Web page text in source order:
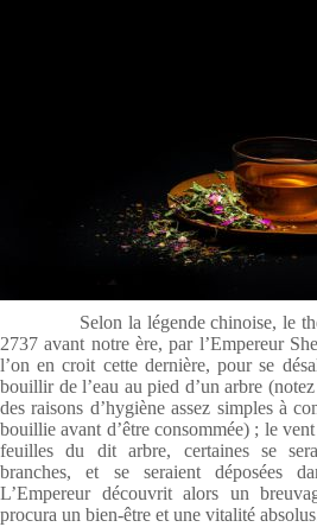
Selon la légende chinoise, le thé
2737 avant notre ère, par l’Empereur
l’on en croit cette dernière, pour se
bouillir de l’eau au pied d’un arbre
des raisons d’hygiène assez simples à
bouillie avant d’être consommée) ; le
feuilles du dit arbre, certaines se
branches, et se seraient déposées
L’Empereur découvrit alors un
procura un bien-être et une vitalité